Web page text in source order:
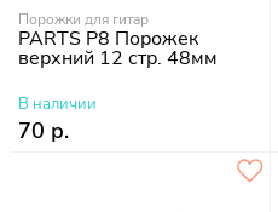
Порожки для гитар
PARTS P8 Порожек
верхний 12 стр. 48мм
В наличии
70 р.